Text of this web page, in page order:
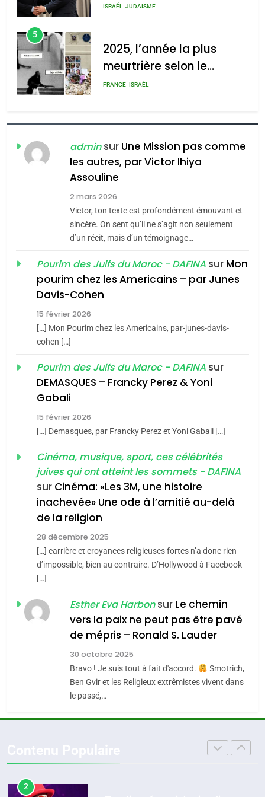
meurtrière selon le rapport
d’ADL contre
l’antisémitisme
admin 0
s’étendre à 13 pays
ISRAÉL JUDAISME
5
2025, l’année la plus
meurtrière selon le
rapport d’ADL contre
FRANCE ISRAÉL
FIÈRE, DIGNE ET RÉSILIENTE :
POURQUOI JE REVENDIQUE
MA JUDAÏTE par Thérèse
Zrihen-Dvir
ISRAÉL JUDAISME
CE QUI NOUS MANQUE –
Jacques Hadida
JUDAISME
Maroc : Les amandes de
Tafraout, le miel de Tadla
du terroir
Oeil ravageur – Vanessa
De Loya Stauber
«Tu dis génocide, je dis
guerre»: La nouvelle
chanson de Boy George
ISRAÉL JUDAISME
Accords d’Isaac:
l’alliance pourrait
s’étendre à 13 pays
d’Amérique latine
ISRAÉL JUDAISME
2025, l’année la plus
meurtrière selon le
FIÈRE, DIGNE ET RÉSILIENTE :
adminsur Une Mission pas comme
les autres, par Victor Ihiya
Assouline
2 mars 2026
Victor, ton texte est profondément émouvant et
sincère. On sent qu’il ne s’agit non seulement
d’un récit, mais d’un témoignage…
Pourim des Juifs du Maroc - DAFINA sur Mon
pourim chez les Americains – par Junes
Davis-Cohen
15 février 2026
[…] Mon Pourim chez les Americains, par-junes-davis-
cohen […]
Pourim des Juifs du Maroc - DAFINA sur
DEMASQUES – Francky Perez & Yoni
Gabali
15 février 2026
[…] Demasques, par Francky Perez et Yoni Gabali […]
Cinéma, musique, sport, ces célébrités
juives qui ont atteint les sommets - DAFINA
sur Cinéma: «Les 3M, une histoire
inachevée» Une ode à l’amitié au-delà
de la religion
28 décembre 2025
[…] carrière et croyances religieuses fortes n’a donc rien
d’impossible, bien au contraire. D’Hollywood à Facebook
[…]
Esther Eva Harbonsur Le chemin
vers la paix ne peut pas être pavé
de mépris – Ronald S. Lauder
30 octobre 2025
Bravo ! Je suis tout à fait d'accord.
Smotrich,
Ben Gvir et les Religieux extrêmistes vivent dans
le passé,…
meurtrière selon le rapport
l’antisémitisme
FIÈRE, DIGNE ET RÉSILIENTE :
POURQUOI JE REVENDIQUE
MA JUDAÏTE par Thérèse
Zrihen-Dvir
ISRAÉL
CE QUI NOUS MANQUE –
JUDAISME
Maroc : Les amandes de
Tafraout, le miel de Tadla
Azilal consacrés produits
du terroir
DAFINA MAROC
Oeil ravageur – Vanessa De
2